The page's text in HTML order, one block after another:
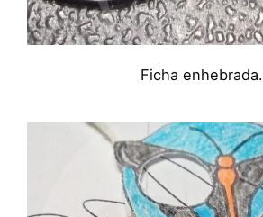
Ficha enhebrada.